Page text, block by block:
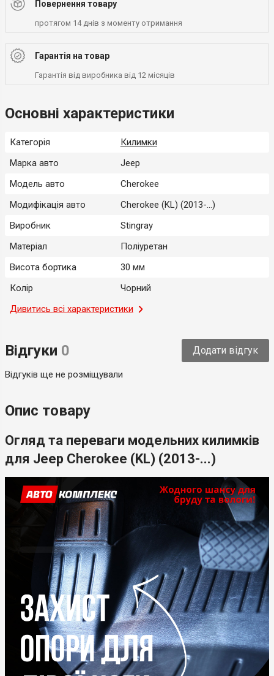
Повернення товару
протягом 14 днів з моменту отримання
Гарантія на товар
Гарантія від виробника від 12 місяців
Основні характеристики
Категорія
Килимки
Марка авто
Jeep
Модель авто
Cherokee
Модифікація авто
Cherokee (KL) (2013-...)
Виробник
Stingray
Матеріал
Поліуретан
Висота бортика
30 мм
Колір
Чорний
Місце застосування
Салон
Країна-виробник
Дивитись всі характеристики
Відгуки 0 Додати відгук
Відгуків ще не розміщували
Опис товару
Огляд та переваги модельних килимків
для Jeep Cherokee (KL) (2013-...)